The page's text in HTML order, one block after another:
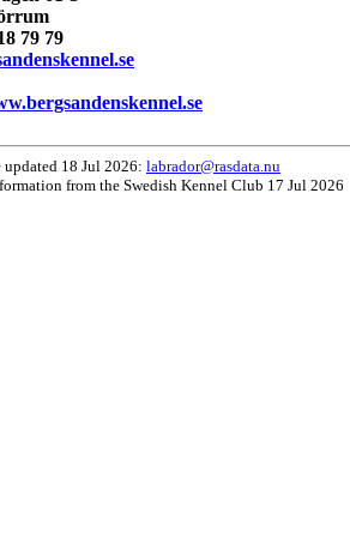
79 79
updated 18 Jul 2026: labrador@rasdata.nu
from the Swedish Kennel Club 17 Jul 2026